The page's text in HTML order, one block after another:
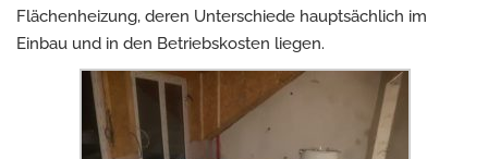
Flächenheizung, deren Unterschiede hauptsächlich im
Einbau und in den Betriebskosten liegen.